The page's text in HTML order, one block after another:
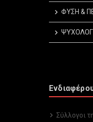
ΦΥΣΗ &
Σύλλογοι